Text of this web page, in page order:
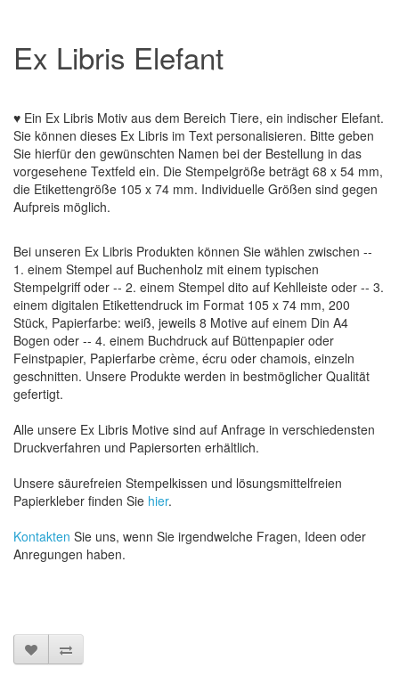
Ex Libris Elefant
♥ Ein Ex Libris Motiv aus dem Bereich Tiere, ein indischer Elefant.
Sie können dieses Ex Libris im Text personalisieren. Bitte geben
Sie hierfür den gewünschten Namen bei der Bestellung in das
vorgesehene Textfeld ein. Die Stempelgröße beträgt 68 x 54 mm,
die Etikettengröße 105 x 74 mm. Individuelle Größen sind gegen
Aufpreis möglich.
Bei unseren Ex Libris Produkten können Sie wählen zwischen --
1. einem Stempel auf Buchenholz mit einem typischen
Stempelgriff oder -- 2. einem Stempel dito auf Kehlleiste oder -- 3.
einem digitalen Etikettendruck im Format 105 x 74 mm, 200
Stück, Papierfarbe: weiß, jeweils 8 Motive auf einem Din A4
Bogen oder -- 4. einem Buchdruck auf Büttenpapier oder
Feinstpapier, Papierfarbe crème, écru oder chamois, einzeln
geschnitten. Unsere Produkte werden in bestmöglicher Qualität
gefertigt.
Alle unsere Ex Libris Motive sind auf Anfrage in verschiedensten
Druckverfahren und Papiersorten erhältlich.
Unsere säurefreien Stempelkissen und lösungsmittelfreien
Papierkleber finden Sie hier.
Kontakten Sie uns, wenn Sie irgendwelche Fragen, Ideen oder
Anregungen haben.